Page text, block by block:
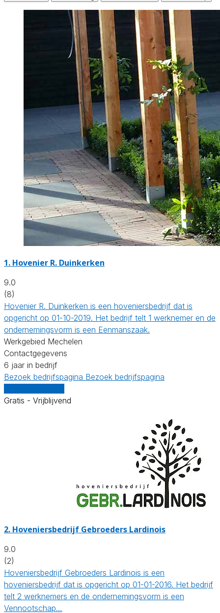
1. Hovenier R. Duinkerken
9.0
(8)
Hovenier R. Duinkerken is een hoveniersbedrijf dat is
opgericht op 01-10-2019. Het bedrijf telt 1 werknemer en de
ondernemingsvorm is een Eenmanszaak.
Werkgebied Mechelen
Contactgegevens
6 jaar in bedrijf
Bezoek bedrijfspagina Bezoek bedrijfspagina
Gratis - Vrijblijvend
2. Hoveniersbedrijf Gebroeders Lardinois
9.0
(2)
Hoveniersbedrijf Gebroeders Lardinois is een
hoveniersbedrijf dat is opgericht op 01-01-2016. Het bedrijf
telt 2 werknemers en de ondernemingsvorm is een
Vennootschap…